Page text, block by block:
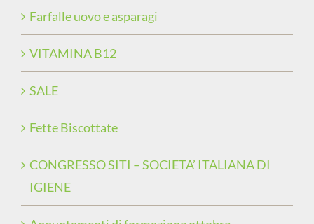
Farfalle uovo e asparagi
VITAMINA B12
SALE
Fette Biscottate
CONGRESSO SITI – SOCIETA’ ITALIANA DI
IGIENE